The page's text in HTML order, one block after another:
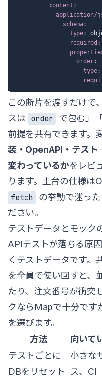
content :
application/
schema:
type:
required :
order:
type:
この断片を渡すだけで
スは
order で包む」「
前提を共有できます。
装・OpenAPI・テスト
変わっているかをレビ
ります。土台の仕様は
fetch
の挙動で迷った
ださい。
テストデータとモック
APIテストが落ちる原
くテストデータです。
を全員で使い回すと、
たり、注文番号が衝突
クならMapで十分です
を選びます。
方法
向いて
テストごとに
DBをリセット
小さな
ス、CI